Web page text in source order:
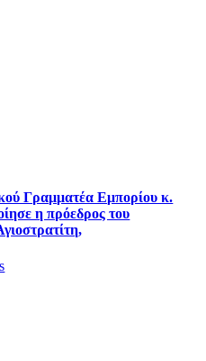
Γραμματέα Εμπορίου κ.
η πρόεδρος του